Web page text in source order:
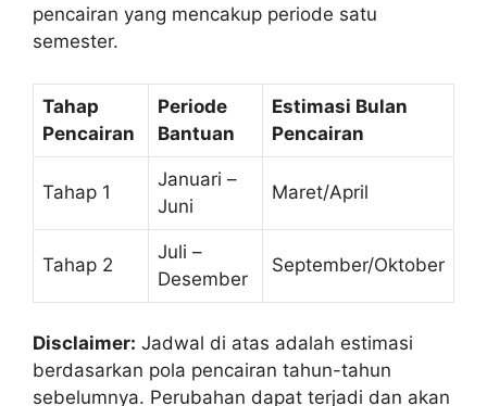
pencairan yang mencakup periode satu
semester.
Tahap
Pencairan
Periode
Bantuan
Estimasi Bulan
Pencairan
Tahap 1
Januari –
Juni
Maret/April
Tahap 2
Juli –
Desember
September/Oktober
Disclaimer: Jadwal di atas adalah estimasi
berdasarkan pola pencairan tahun-tahun
sebelumnya. Perubahan dapat terjadi dan akan